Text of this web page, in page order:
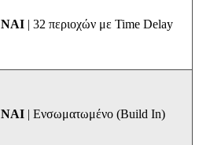
NAI | 32 περιοχών με Time Delay
ΝΑΙ | Ενσωματωμένο (Build In)